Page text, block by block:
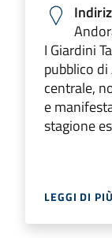
I Giardini
pubblico
centrale,
e
stagione
LEGGI DI PIÙ